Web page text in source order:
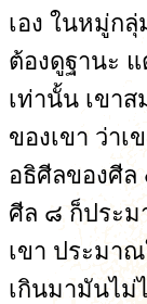
เอง ในหมู่กลุ่
ต้องดูฐานะ
เท่านั้น เขา
ของเขา ว่า
อธิศีลของศี
ศีล ๘ ก็ประ
เขา ประมาณ
เกินมามันไม่